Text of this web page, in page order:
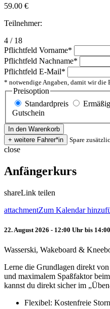
59.00 €
Teilnehmer:
4 / 18
Pflichtfeld Vorname*
Pflichtfeld Nachname*
Pflichtfeld E-Mail*
* notwendige Angaben, damit wir die
Preisoption
Standardpreis
Gutschein
Spare
close
Anfängerkurs
shareLink teilen
attachmentZum Kalendar
22. August 2026 - 12:00 Uhr bis
Wasserski, Wakeboard &
Lerne die Grundlagen direkt
und maximalem Spaßfaktor
kannst du direkt sicher im
Flexibel: Kostenfreie